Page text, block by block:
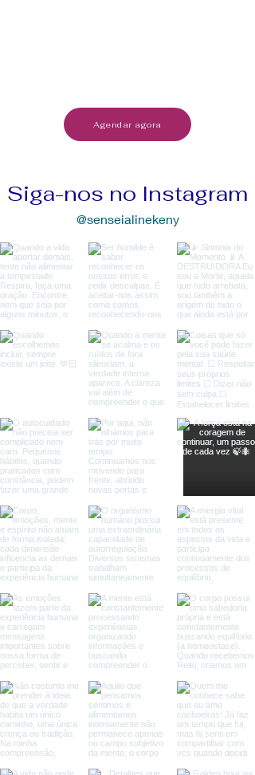
Agendar agora
Siga-nos no Instagram
@senseialinekeny